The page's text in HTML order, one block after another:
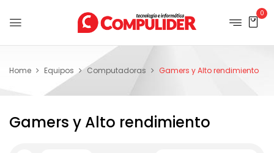
0
Home Equipos Computadoras Gamers y Alto rendimiento
Gamers y Alto rendimiento